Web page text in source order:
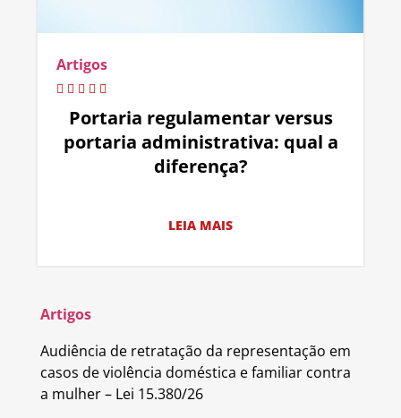
Artigos
Portaria regulamentar versus
portaria administrativa: qual a
diferença?
LEIA MAIS
Artigos
Audiência de retratação da representação em
casos de violência doméstica e familiar contra
a mulher – Lei 15.380/26